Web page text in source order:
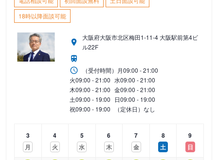
18時以降面談可能
大阪府大阪市北区梅田1-11-4 大阪駅前第4ビ
ル22F
（受付時間） 月09:00 - 21:00
火09:00 - 21:00 水09:00 - 21:00
木09:00 - 21:00 金09:00 - 21:00
土09:00 - 19:00 日09:00 - 19:00
祝09:00 - 19:00 （定休日）なし
3
月
4
火
5
水
6
木
7
金
8
土
9
日